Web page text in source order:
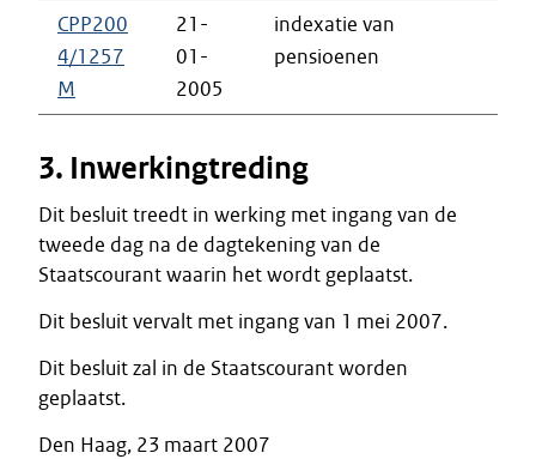
CPP200
4/1257
M
21-
01-
2005
indexatie van
pensioenen
3. Inwerkingtreding
Dit besluit treedt in werking met ingang van de
tweede dag na de dagtekening van de
Staatscourant waarin het wordt geplaatst.
Dit besluit vervalt met ingang van 1 mei 2007.
Dit besluit zal in de Staatscourant worden
geplaatst.
Den Haag, 23 maart 2007